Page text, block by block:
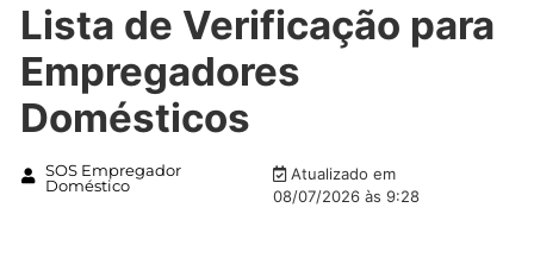
Lista de Verificação para
Empregadores
Domésticos
SOS Empregador
Doméstico
Atualizado em
08/07/2026 às 9:28